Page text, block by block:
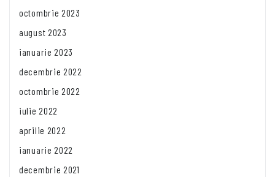
octombrie 2023
august 2023
ianuarie 2023
decembrie 2022
octombrie 2022
iulie 2022
aprilie 2022
ianuarie 2022
decembrie 2021